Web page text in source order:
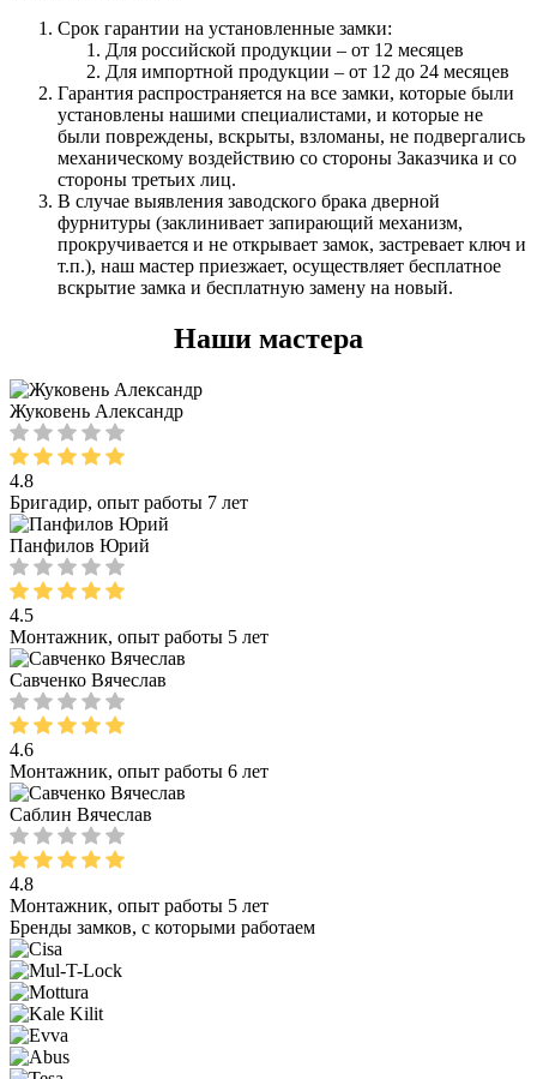
Срок гарантии на установленные замки:
Для российской продукции – от 12 месяцев
Для импортной продукции – от 12 до 24 месяцев
Гарантия распространяется на все замки, которые были
установлены нашими специалистами, и которые не
были повреждены, вскрыты, взломаны, не подвергались
механическому воздействию со стороны Заказчика и со
стороны третьих лиц.
В случае выявления заводского брака дверной
фурнитуры (заклинивает запирающий механизм,
прокручивается и не открывает замок, застревает ключ и
т.п.), наш мастер приезжает, осуществляет бесплатное
вскрытие замка и бесплатную замену на новый.
Наши мастера
Жуковень Александр
4.8
Бригадир, опыт работы 7 лет
Панфилов Юрий
4.5
Монтажник, опыт работы 5 лет
Савченко Вячеслав
4.6
Монтажник, опыт работы 6 лет
Саблин Вячеслав
4.8
Монтажник, опыт работы 5 лет
Бренды замков, с которыми работаем